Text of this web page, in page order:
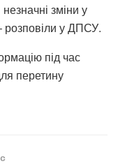
зміни у
розповіли у ДПСУ.
під час
перетину